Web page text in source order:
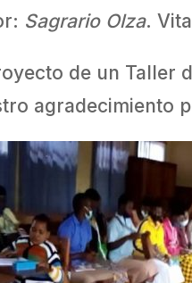
Sagrario Olza.
de un Taller
agradecimiento